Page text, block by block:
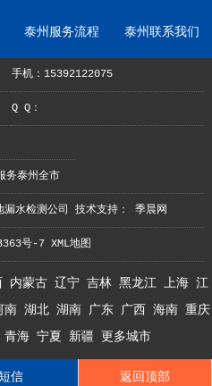
泰州服务流程 泰州联系我们
手机：15392122075
Q Q：
务泰州全市
水检测公司 技术支持：季晨网
号-7 XML地图
内蒙古 辽宁 吉林 黑龙江 上海 江
南 湖北 湖南 广东 广西 海南 重庆
青海 宁夏 新疆 更多城市
信 返回顶部